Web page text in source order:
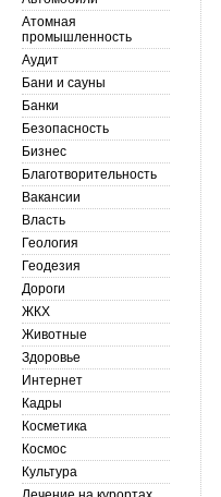
Атомная
промышленность
Аудит
Бани и сауны
Банки
Безопасность
Бизнес
Благотворительность
Вакансии
Власть
Геология
Геодезия
Дороги
ЖКХ
Животные
Здоровье
Интернет
Кадры
Косметика
Космос
Культура